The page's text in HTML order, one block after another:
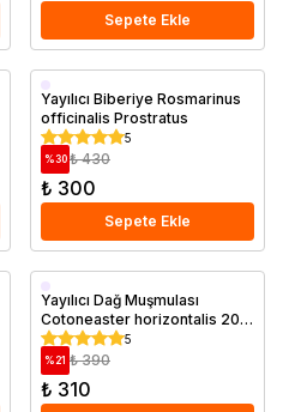
Sepete Ekle
Saksıda
Yayılıcı Biberiye Rosmarinus
officinalis Prostratus
5
%30 ₺ 430
₺ 300
Sepete Ekle
Saksıda
Yayılıcı Dağ Muşmulası
Cotoneaster horizontalis 20
40 cm Saksıda
5
%21 ₺ 390
₺ 310